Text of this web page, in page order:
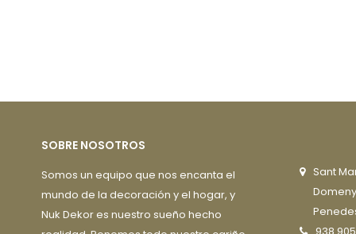
SOBRE NOSOTROS
Somos un equipo que nos encanta el
mundo de la decoración y el hogar, y
Nuk Dekor es nuestro sueño hecho
Sant